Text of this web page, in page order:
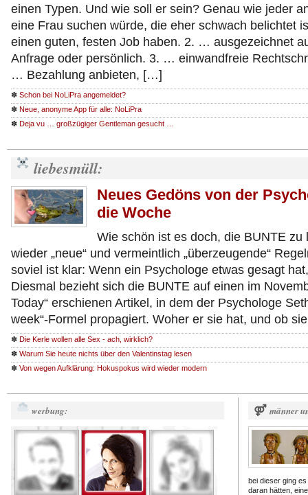
einen Typen. Und wie soll er sein? Genau wie jeder
eine Frau suchen würde, die eher schwach belichtet
einen guten, festen Job haben. 2. … ausgezeichnet
Anfrage oder persönlich. 3. … einwandfreie
… Bezahlung anbieten, […]
✽ Schon bei NoLiPra angemeldet?
✽ Neue, anonyme App für alle: NoLiPra
✽ Deja vu … großzügiger Gentleman gesucht …
liebesmüll:
Neues Gedöns von der
die Woche
Wie schön ist es doch, die BUNTE zu
wieder „neue“ und vermeintlich „überzeugende“
soviel ist klar: Wenn ein Psychologe etwas gesagt
Diesmal bezieht sich die BUNTE auf einen im
Today“ erschienen Artikel, in dem der Psychologe
week“-Formel propagiert. Woher er sie hat, und ob
✽ Die Kerle wollen alle Sex - ach, wirklich?
✽ Warum Sie heute nichts über den Valentinstag lesen
✽ Von wegen Aufklärung: Hokuspokus wird wieder modern
werbung: ⚤ männer
bei dieser ging
daran hätten,